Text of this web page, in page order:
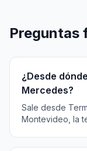
Preguntas
¿Desde
Mercedes?
Sale desde
Montevideo, la